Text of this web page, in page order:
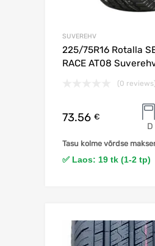
SUVEREHV
225/75R16 Rotalla
RACE AT08
(0 reviews)
73.56 €
D
Tasu kolme võrdse
✅ Laos: 19 tk (1-2 tp)